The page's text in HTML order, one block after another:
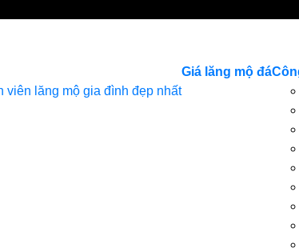
viên lăng mộ gia đình đẹp nhất
Giá lăng mộ đá